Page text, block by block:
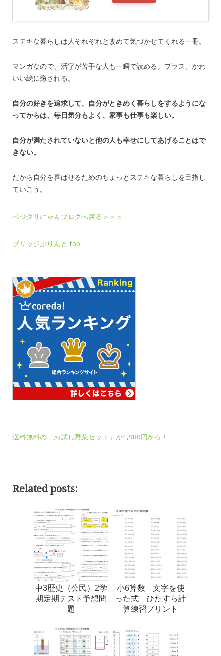
ステキな暮らしは人それぞれと改めて気づかせてくれる一冊。
マンガなので、活字が苦手な人も一瞬で読める。プラス、かわ
いい絵に癒される。
自分の好きを追求して、自分がときめく暮らしをするようにな
ってからは、毎日気分もよく、家事も仕事も楽しい。
自分が満たされていないと他の人も幸せにしてあげることはで
きない。
だから自分を喜ばせるためのちょっとステキな暮らしを目指し
ていこう。
ベジタリにゃんブログへ戻る＞＞＞
ブリッジぷりんと top
送料無料の「お試し野菜セット」が1,980円から！
Related posts:
中3歴史（公民）2学
期定期テスト予想問
題
小6算数 文字を使
った式 ひたすら計
算練習プリント